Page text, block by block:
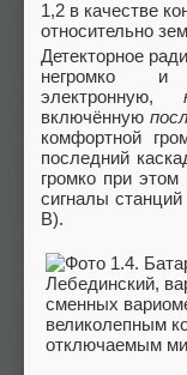
1,2 в качестве
относительно
Детекторное
негромко и
электронную,
включённую
комфортной
последний
громко при
сигналы
В).